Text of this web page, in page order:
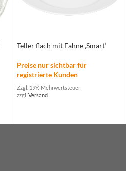
Teller flach mit Fahne ‚Smart‘
Preise nur sichtbar für
registrierte Kunden
Zzgl. 19% Mehrwertsteuer
zzgl. Versand